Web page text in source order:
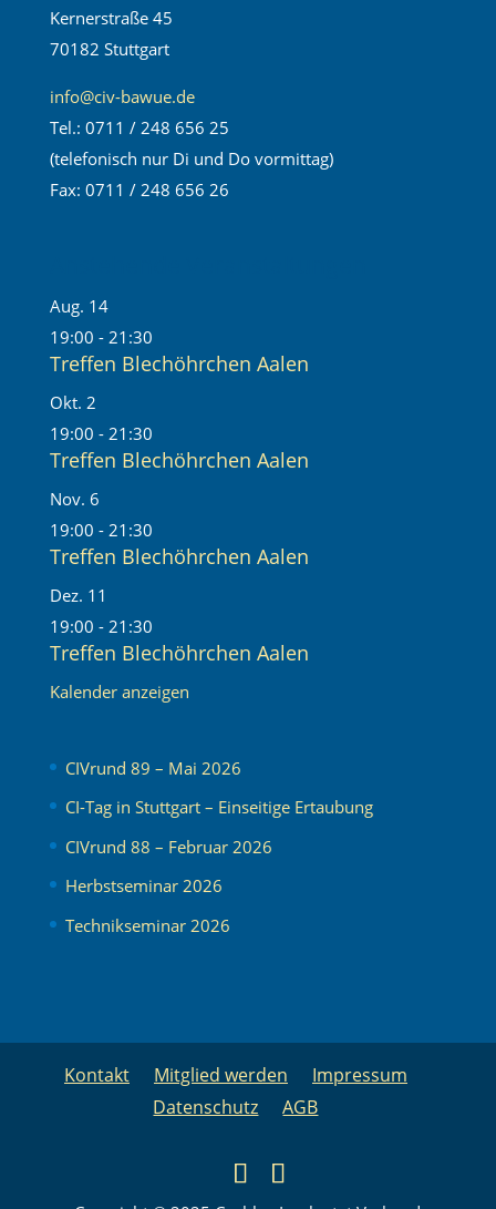
Kernerstraße 45
70182 Stuttgart
info@civ-bawue.de
Tel.: 0711 / 248 656 25
(telefonisch nur Di und Do vormittag)
Fax: 0711 / 248 656 26
Aug. 14
19:00 - 21:30
Treffen Blechöhrchen Aalen
Okt. 2
19:00 - 21:30
Treffen Blechöhrchen Aalen
Nov. 6
19:00 - 21:30
Treffen Blechöhrchen Aalen
Dez. 11
19:00 - 21:30
Treffen Blechöhrchen Aalen
Kalender anzeigen
CIVrund 89 – Mai 2026
CI-Tag in Stuttgart – Einseitige Ertaubung
CIVrund 88 – Februar 2026
Herbstseminar 2026
Technikseminar 2026
Kontakt Mitglied werden
Impressum
Datenschutz
AGB